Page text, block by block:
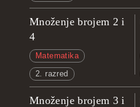
Množenje brojem 2 i
4
Matematika
2. razred
Množenje brojem 3 i